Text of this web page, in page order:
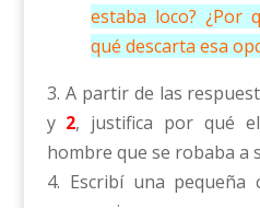
estaba loco? ¿Por
qué descarta esa
3. A partir de las
y 2, justifica por qué
hombre que se robaba a
4. Escribí una pequeña